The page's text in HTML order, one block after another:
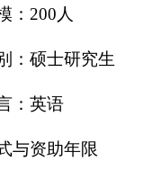
：200人
：硕士研究生
：英语
与资助年限